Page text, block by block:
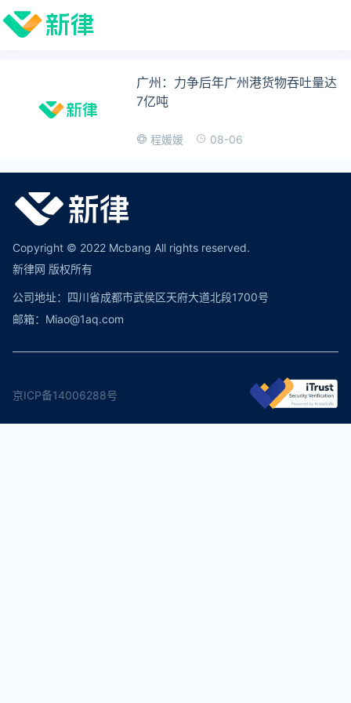
广州：力争后年广州港货物吞吐量达
7亿吨
程媛媛 08-06
Copyright © 2022 Mcbang All rights reserved.
新律网 版权所有
公司地址：四川省成都市武侯区天府大道北段1700号
邮箱：Miao@1aq.com
京ICP备14006288号